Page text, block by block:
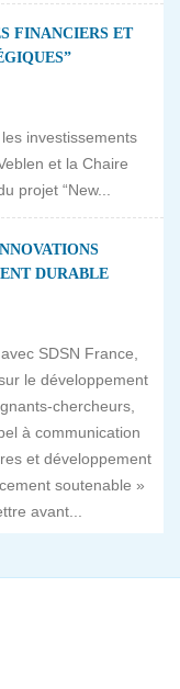
FINANCIERS ET
investissements
et la Chaire
projet “New...
DURABLE
SDSN France,
le développement
chercheurs,
à communication
et développement
soutenable »
avant...